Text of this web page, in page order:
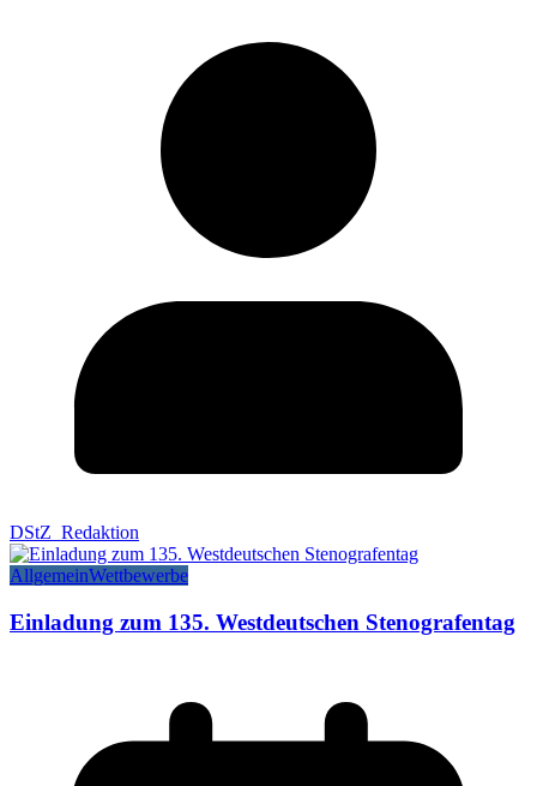
DStZ_Redaktion
AllgemeinWettbewerbe
Einladung zum 135. Westdeutschen Stenografentag